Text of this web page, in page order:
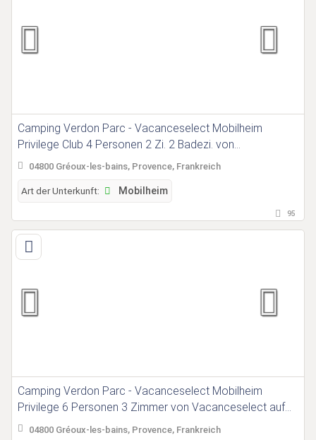
Camping Verdon Parc - Vacanceselect Mobilheim
Privilege Club 4 Personen 2 Zi. 2 Badezi. von
Vacanceselect auf Camping Verdon Parc
04800 Gréoux-les-bains, Provence, Frankreich
Art der Unterkunft: Mobilheim
95
Camping Verdon Parc - Vacanceselect Mobilheim
Privilege 6 Personen 3 Zimmer von Vacanceselect auf
Camping Verdon Parc
04800 Gréoux-les-bains, Provence, Frankreich